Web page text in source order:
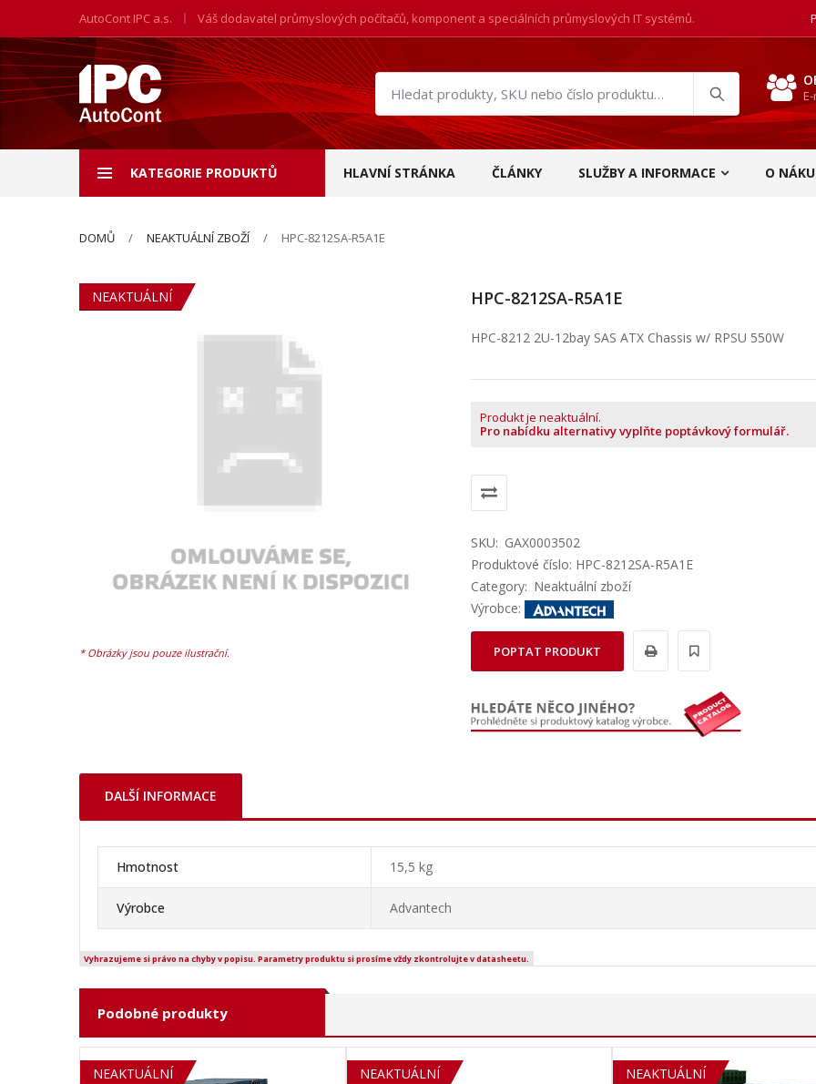
AutoCont IPC a.s. Váš dodavatel průmyslových počítačů, komponent a speciálních průmyslových IT systémů.
Hledat
produkty
KATEGORIE PRODUKTŮ HLAVNÍ STRÁNKA ČLÁNKY SLUŽBY A INFORMACE O
DOMŮ NEAKTUÁLNÍ ZBOŽÍ HPC-8212SA-R5A1E
NEAKTUÁLNÍ HPC-8212SA-R5A1E
HPC-8212 2U-12bay SAS ATX Chassis w/ RPSU 550W
Produkt je neaktuální.
Pro nabídku alternativy vyplňte poptávkový formulář.
SKU: GAX0003502
Produktové číslo: HPC-8212SA-R5A1E
Category: Neaktuální zboží
Výrobce:
POPTAT PRODUKT
DALŠÍ INFORMACE
Hmotnost 15,5 kg
Výrobce Advantech
Vyhrazujeme si právo na chyby v popisu. Parametry produktu si prosíme vždy zkontrolujte v datasheetu.
Podobné produkty
NEAKTUÁLNÍ NEAKTUÁLNÍ NEAKTUÁLNÍ